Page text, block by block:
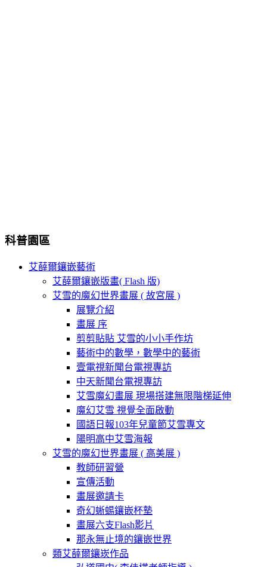
科普園區
艾薛爾鑲嵌藝術
艾薛爾鑲嵌版畫( Flash 版)
艾雪的魔幻世界畫展 ( 故宮展 )
展覽介紹
畫展 序
剪剪貼貼 艾雪的小小手作坊
藝術中的數學，數學中的藝術
壹電視新聞台電視專訪
中天新聞台電視專訪
艾雪魔幻畫展 現場搭建無限階梯延伸
魔幻艾雪 視覺全面啟動
國語日報103年兒童節艾雪專文
陽明高中艾雪海報
艾雪的魔幻世界畫展 ( 高美展 )
教師研習營
宣傳活動
畫展邀請卡
奇幻蜥蜴鑲嵌杯墊
畫展六支Flash影片
那永無止境的鑲嵌世界
類艾薛爾鑲崁作品